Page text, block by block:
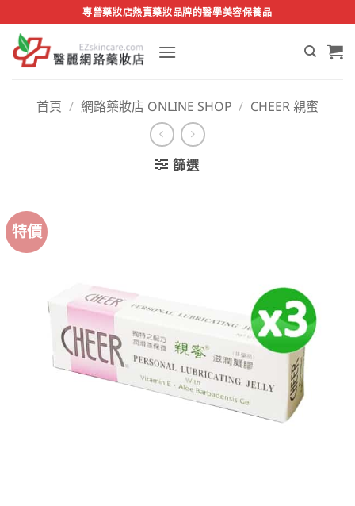
to
content
專營藥妝店熱賣藥妝品牌的醫學美容保養品
首頁 / 網路藥妝店 ONLINE SHOP / CHEER 親蜜
篩選
特價